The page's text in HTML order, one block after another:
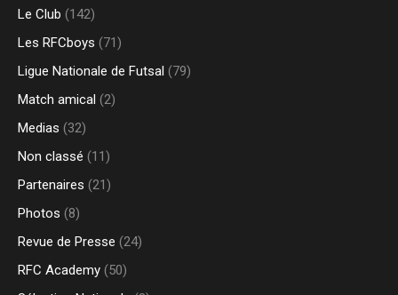
Le Club (142)
Les RFCboys (71)
Ligue Nationale de Futsal (79)
Match amical (2)
Medias (32)
Non classé (11)
Partenaires (21)
Photos (8)
Revue de Presse (24)
RFC Academy (50)